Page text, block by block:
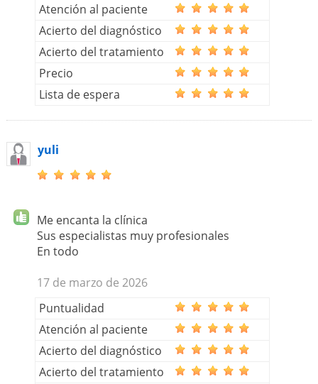
Atención al paciente
Acierto del diagnóstico
Acierto del tratamiento
Precio
Lista de espera
yuli
Me encanta la clínica
Sus especialistas muy profesionales
En todo
17 de marzo de 2026
Puntualidad
Atención al paciente
Acierto del diagnóstico
Acierto del tratamiento